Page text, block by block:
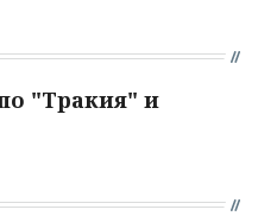
"Тракия" и